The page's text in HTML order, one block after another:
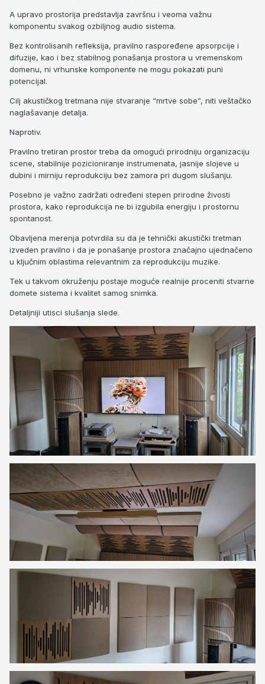
A upravo prostorija predstavlja završnu i veoma važnu
komponentu svakog ozbiljnog audio sistema.
Bez kontrolisanih refleksija, pravilno raspoređene apsorpcije i
difuzije, kao i bez stabilnog ponašanja prostora u vremenskom
domenu, ni vrhunske komponente ne mogu pokazati puni
potencijal.
Cilj akustičkog tretmana nije stvaranje “mrtve sobe”, niti veštačko
naglašavanje detalja.
Naprotiv.
Pravilno tretiran prostor treba da omogući prirodniju organizaciju
scene, stabilnije pozicioniranje instrumenata, jasnije slojeve u
dubini i mirniju reprodukciju bez zamora pri dugom slušanju.
Posebno je važno zadržati određeni stepen prirodne živosti
prostora, kako reprodukcija ne bi izgubila energiju i prostornu
spontanost.
Obavljena merenja potvrdila su da je tehnički akustički tretman
izveden pravilno i da je ponašanje prostora značajno ujednačeno
u ključnim oblastima relevantnim za reprodukciju muzike.
Tek u takvom okruženju postaje moguće realnije proceniti stvarne
domete sistema i kvalitet samog snimka.
Detaljniji utisci slušanja slede.